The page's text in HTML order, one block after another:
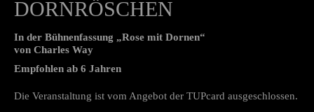
Grillo-Theater
PREMIERE
DORNRÖSCHEN
von Charles Way